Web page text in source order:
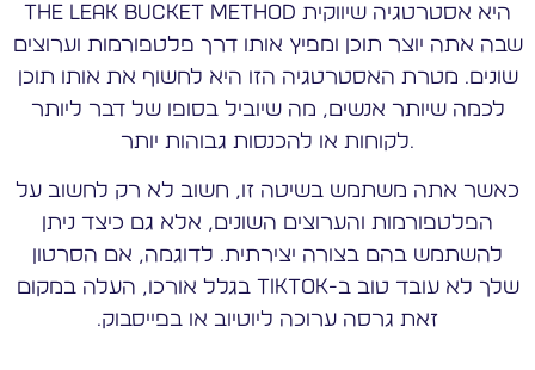
The Leak Bucket Method היא אסטרטגיה שיווקית
שבה אתה יוצר תוכן ומפיץ אותו דרך פלטפורמות וערוצים
שונים. מטרת האסטרטגיה הזו היא לחשוף את אותו תוכן
לכמה שיותר אנשים, מה שיוביל בסופו של דבר ליותר
לקוחות או להכנסות גבוהות יותר.
כאשר אתה משתמש בשיטה זו, חשוב לא רק לחשוב על
הפלטפורמות והערוצים השונים, אלא גם כיצד ניתן
להשתמש בהם בצורה יצירתית. לדוגמה, אם הסרטון
שלך לא עובד טוב ב-TikTok בגלל אורכו, העלה במקום
זאת גרסה ערוכה ליוטיוב או בפייסבוק.